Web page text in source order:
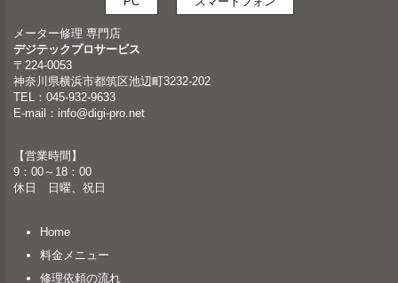
メーター修理 専門店
デジテックプロサービス
〒224-0053
神奈川県横浜市都筑区池辺町3232-202
TEL：045-932-9633
E-mail： info@digi-pro.net
【営業時間】
9：00～18：00
休日 日曜、祝日
Home
料金メニュー
修理依頼の流れ